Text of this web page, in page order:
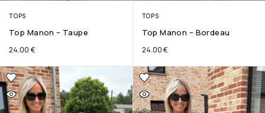
TOPS
Top Manon – Taupe
24.00 €
TOPS
Top Manon – Bordeau
24.00€